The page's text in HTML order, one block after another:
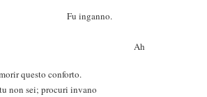
inganno.
questo conforto.
non sei; procuri invano